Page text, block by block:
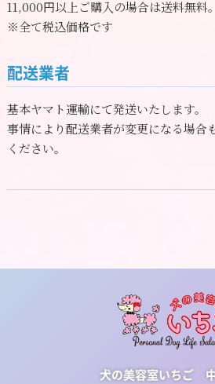
11,000円以上ご購入の場合は送料無料。
※全て税込価格です
配送業者
基本ヤマト運輸にて発送いたします。
事情により配送業者が変更になる場合
ください。
犬の美容室いちご